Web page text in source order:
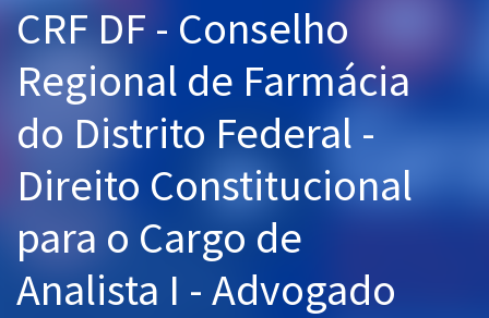
Cursos 20% OFF
Pós
Graduação
OAB
Questões grátis
CRF DF - Conselho
Regional de Farmácia
do Distrito Federal -
Direito Constitucional
para o Cargo de
Analista I - Advogado